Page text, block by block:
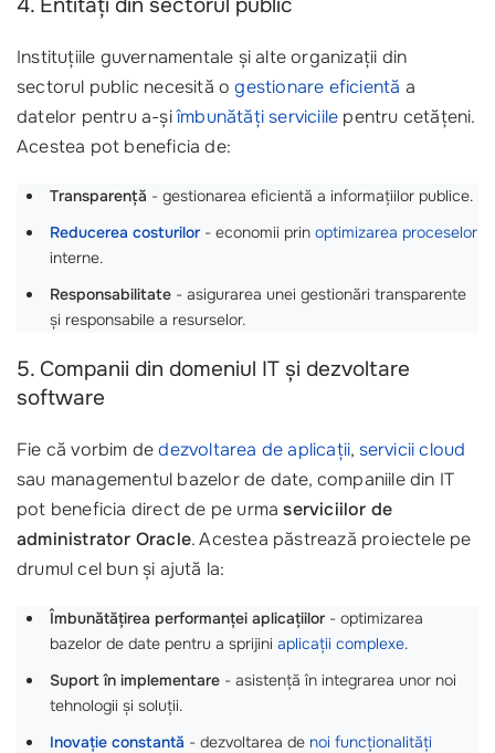
4. Entități din sectorul public
Instituțiile guvernamentale și alte organizații din
sectorul public necesită ogestionare eficientă a
datelor pentru a-șiîmbunătăți serviciile pentru cetățeni.
Acestea pot beneficia de:
Transparență - gestionarea eficientă a informațiilor publice.
Reducerea costurilor- economii prin optimizarea proceselor
interne.
Responsabilitate - asigurarea unei gestionări transparente
și responsabile a resurselor.
5. Companii din domeniul IT și dezvoltare
software
Fie că vorbim dedezvoltarea de aplicații, servicii cloud
sau managementul bazelor de date, companiile din IT
pot beneficia direct de pe urmaserviciilor de
administrator Oracle. Acestea păstrează proiectele pe
drumul cel bun și ajută la:
Îmbunătățirea performanței aplicațiilor - optimizarea
bazelor de date pentru a sprijini aplicații complexe.
Suport în implementare - asistență în integrarea unor noi
tehnologii și soluții.
Inovație constantă - dezvoltarea de noi funcționalități